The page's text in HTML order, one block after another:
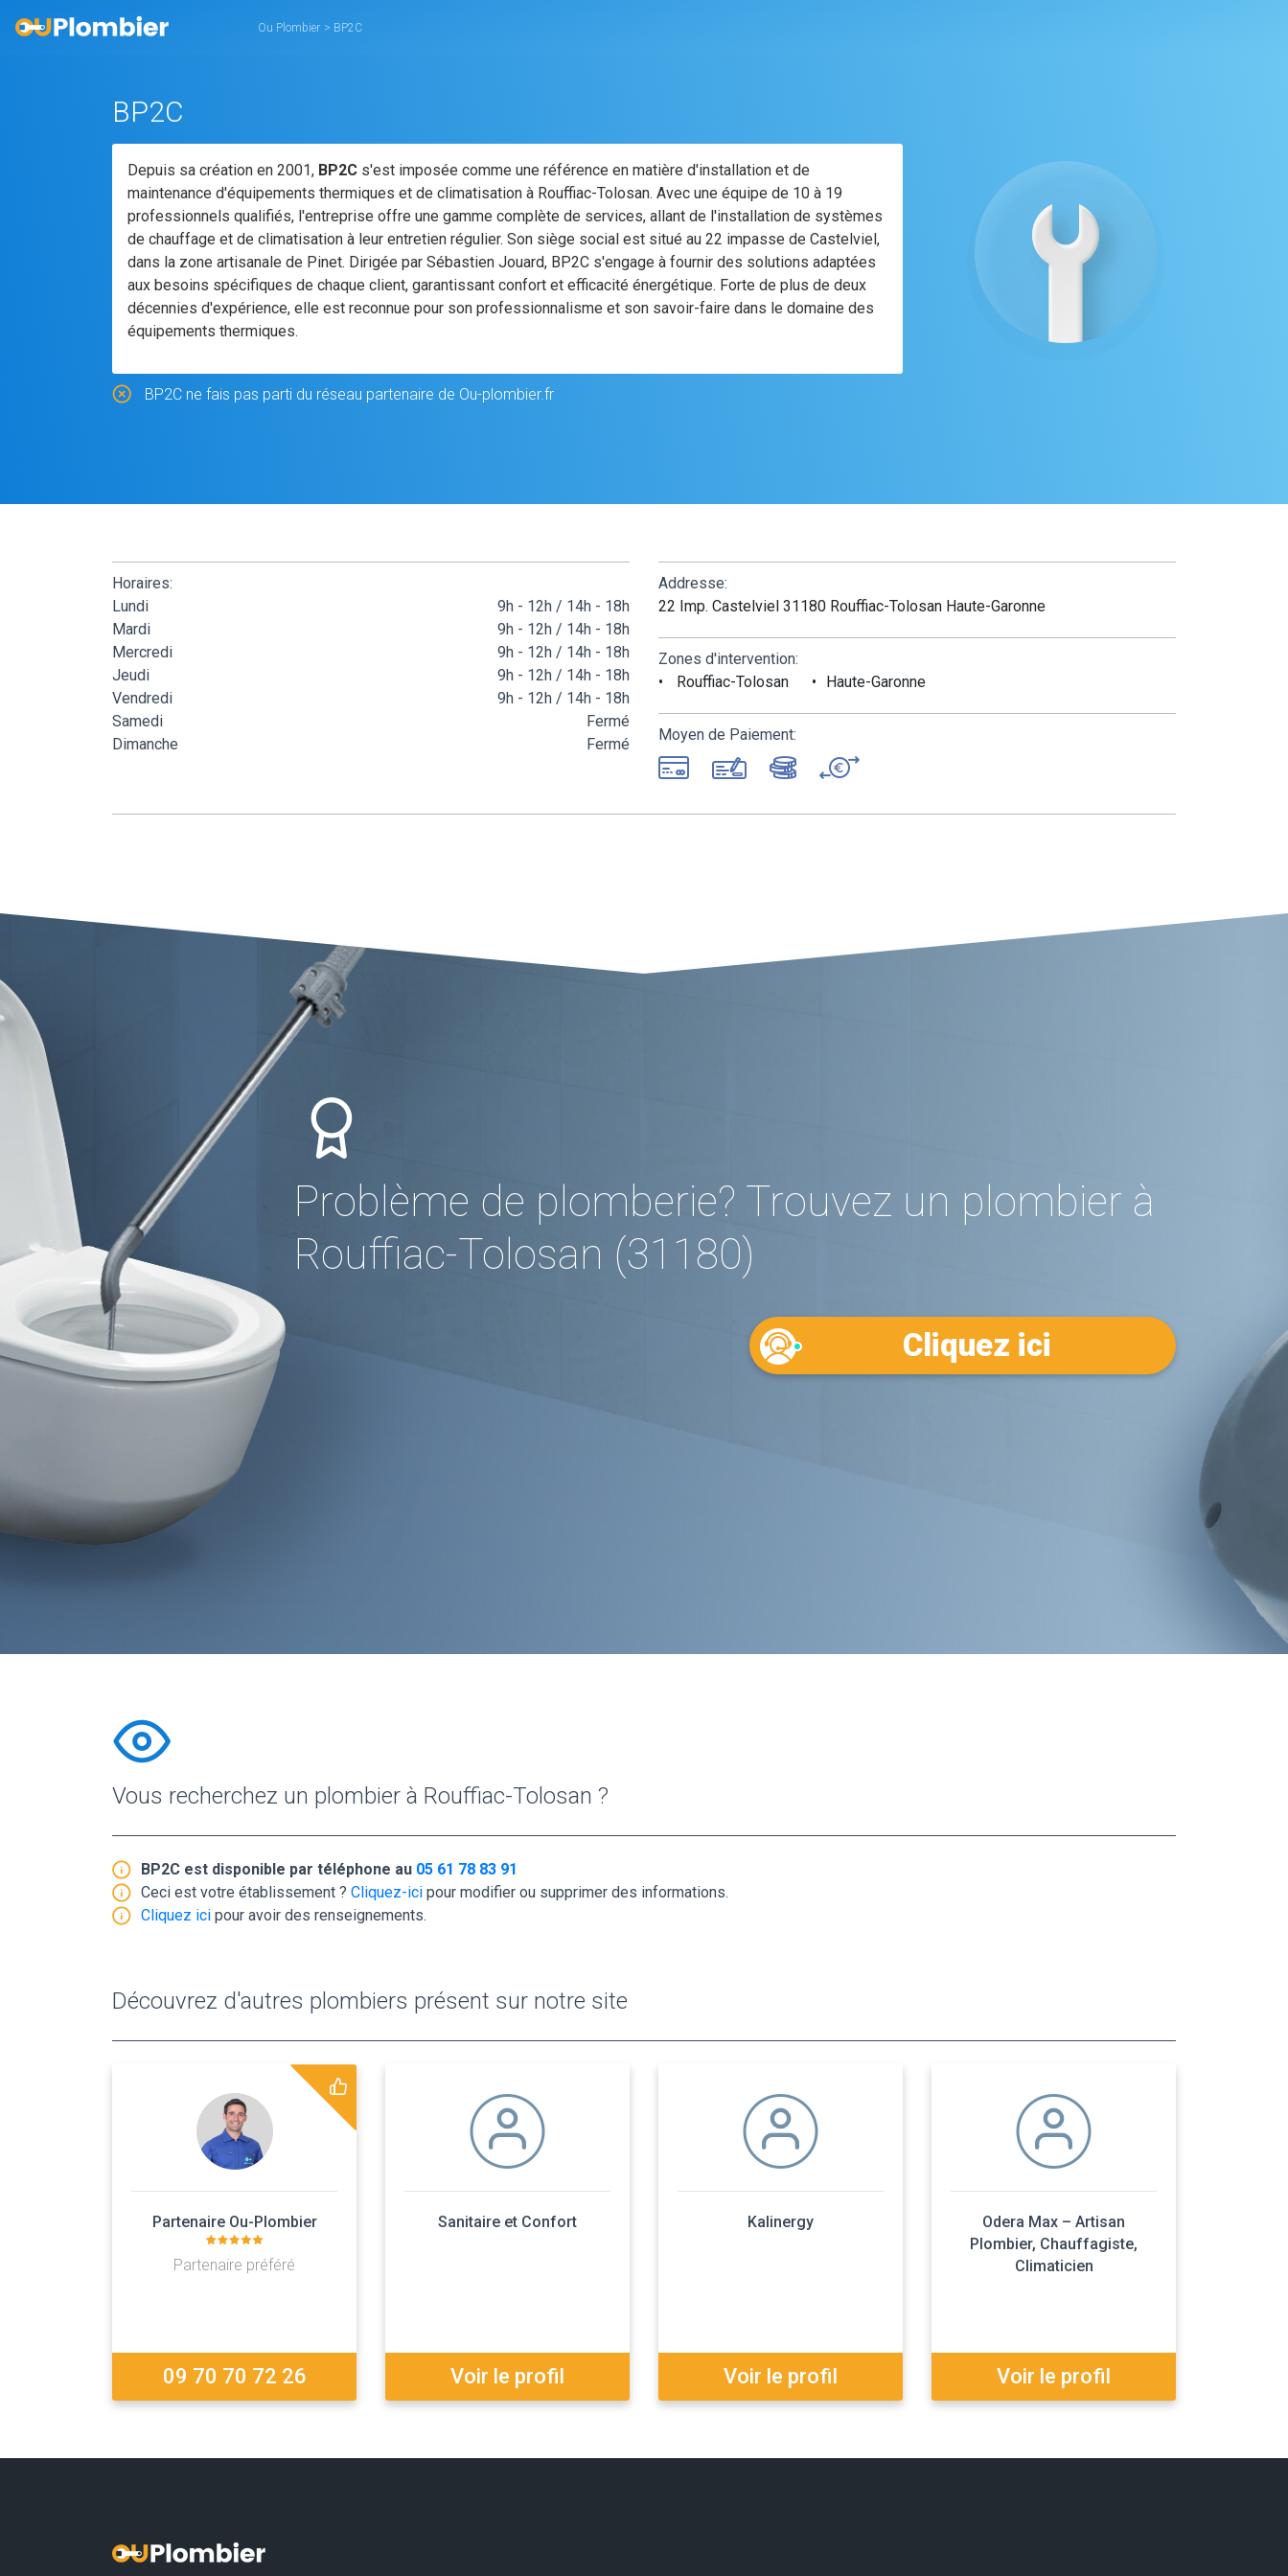
Ou Plombier > BP2C
BP2C
Depuis sa création en 2001, BP2C s'est imposée comme une référence en matière d'installation et de
maintenance d'équipements thermiques et de climatisation à Rouffiac-Tolosan. Avec une équipe de 10 à 19
professionnels qualifiés, l'entreprise offre une gamme complète de services, allant de l'installation de systèmes
de chauffage et de climatisation à leur entretien régulier. Son siège social est situé au 22 impasse de Castelviel,
dans la zone artisanale de Pinet. Dirigée par Sébastien Jouard, BP2C s'engage à fournir des solutions adaptées
aux besoins spécifiques de chaque client, garantissant confort et efficacité énergétique. Forte de plus de deux
décennies d'expérience, elle est reconnue pour son professionnalisme et son savoir-faire dans le domaine des
équipements thermiques.
BP2C ne fais pas parti du réseau partenaire de Ou-plombier.fr
Horaires:
Lundi
9h - 12h / 14h - 18h
Mardi
9h - 12h / 14h - 18h
Mercredi
9h - 12h / 14h - 18h
Jeudi
9h - 12h / 14h - 18h
Vendredi
9h - 12h / 14h - 18h
Samedi
Fermé
Dimanche
Fermé
Addresse:
22 Imp. Castelviel 31180 Rouffiac-Tolosan Haute-Garonne
Zones d'intervention:
Rouffiac-Tolosan
Haute-Garonne
Moyen de Paiement:
Problème de plomberie? Trouvez un plombier à
Rouffiac-Tolosan (31180)
Cliquez ici
Vous recherchez un plombier à Rouffiac-Tolosan ?
BP2C est disponible par téléphone au 05 61 78 83 91
Ceci est votre établissement ? Cliquez-ici pour modifier ou supprimer des informations.
Cliquez ici pour avoir des renseignements.
Découvrez d'autres plombiers présent sur notre site
Partenaire Ou-Plombier
Partenaire préféré
09 70 70 72 26
Sanitaire et Confort
Voir le profil
Kalinergy
Voir le profil
Odera Max – Artisan
Plombier, Chauffagiste,
Climaticien
Voir le profil